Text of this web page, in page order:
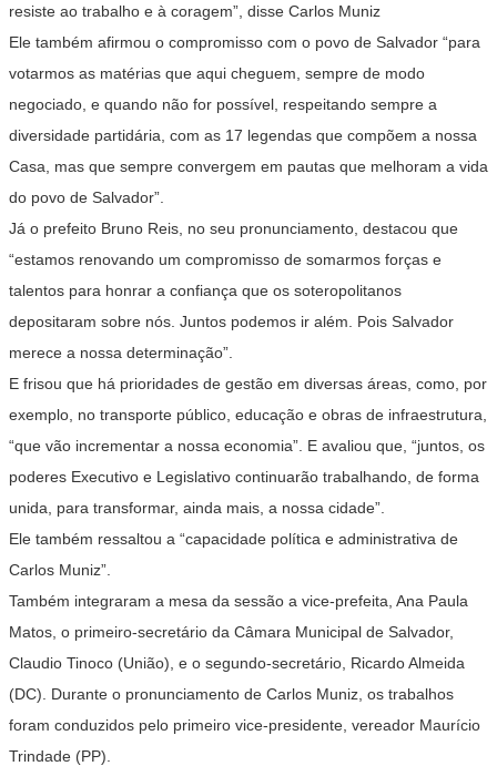
resiste ao trabalho e à coragem”, disse Carlos Muniz
Ele também afirmou o compromisso com o povo de Salvador “para
votarmos as matérias que aqui cheguem, sempre de modo
negociado, e quando não for possível, respeitando sempre a
diversidade partidária, com as 17 legendas que compõem a nossa
Casa, mas que sempre convergem em pautas que melhoram a vida
do povo de Salvador”.
Já o prefeito Bruno Reis, no seu pronunciamento, destacou que
“estamos renovando um compromisso de somarmos forças e
talentos para honrar a confiança que os soteropolitanos
depositaram sobre nós. Juntos podemos ir além. Pois Salvador
merece a nossa determinação”.
E frisou que há prioridades de gestão em diversas áreas, como, por
exemplo, no transporte público, educação e obras de infraestrutura,
“que vão incrementar a nossa economia”. E avaliou que, “juntos, os
poderes Executivo e Legislativo continuarão trabalhando, de forma
unida, para transformar, ainda mais, a nossa cidade”.
Ele também ressaltou a “capacidade política e administrativa de
Carlos Muniz”.
Também integraram a mesa da sessão a vice-prefeita, Ana Paula
Matos, o primeiro-secretário da Câmara Municipal de Salvador,
Claudio Tinoco (União), e o segundo-secretário, Ricardo Almeida
(DC). Durante o pronunciamento de Carlos Muniz, os trabalhos
foram conduzidos pelo primeiro vice-presidente, vereador Maurício
Trindade (PP).